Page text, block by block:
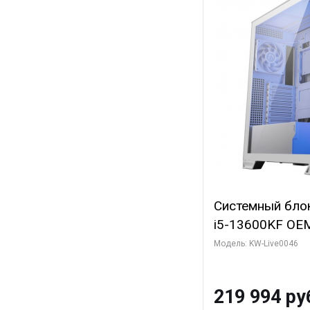
Системный
i5-13600KF
7, C14 8EC/
SSD)
Модель: KW-Live0046
219 994